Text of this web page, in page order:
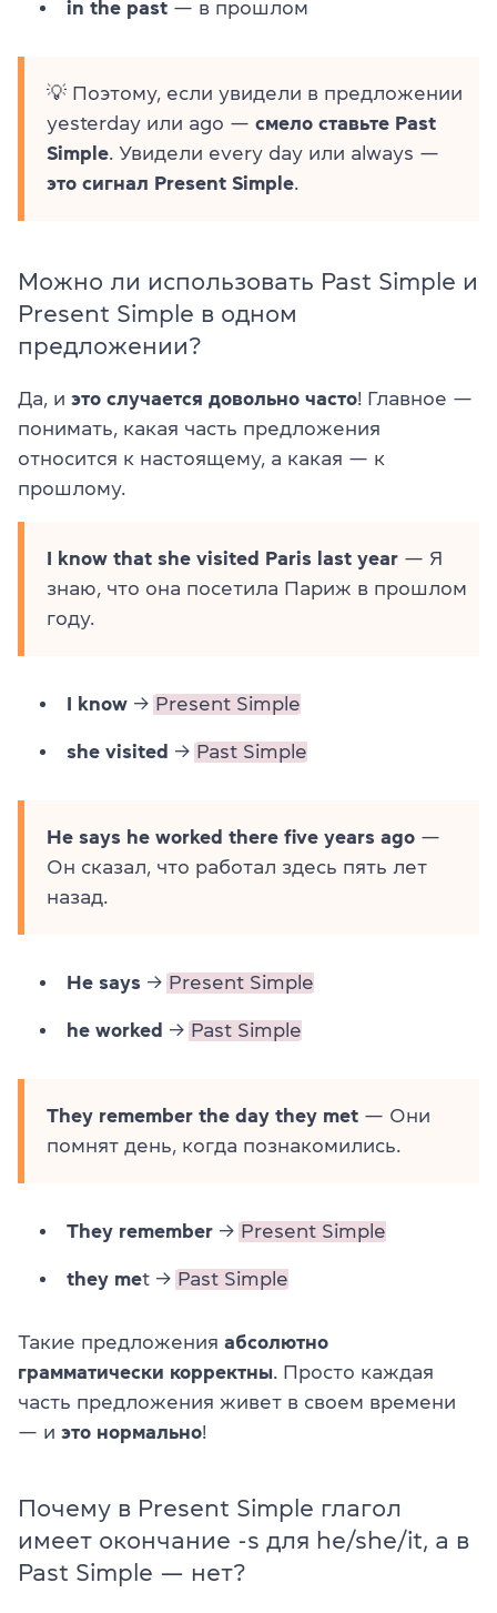
in the past — в прошлом
💡 Поэтому, если увидели в предложении
yesterday или ago — смело ставьте Past
Simple . Увидели every day или always —
это сигнал Present Simple
Можно ли использовать Past Simple и
Present Simple в одном
предложении?
Да, и это случается довольно часто! Главное —
понимать, какая часть предложения
относится к настоящему, а какая — к
прошлому.
I know that she visited Paris last year — Я
знаю, что она посетила Париж в прошлом
году.
I know → Present Simple
she visited → Past Simple
He says he worked there five years ago —
Он сказал, что работал здесь пять лет
назад.
He says → Present Simple
he worked → Past Simple
They remember the day they met — Они
помнят день, когда познакомились.
They remember → Present Simple
they met → Past Simple
Такие предложения абсолютно
грамматически корректны . Просто каждая
часть предложения живет в своем времени
— и это нормально!
Почему в Present Simple глагол
имеет окончание -s для he/she/it, а в
Past Simple — нет?